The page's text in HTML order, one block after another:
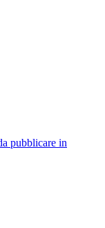
pubblicare in